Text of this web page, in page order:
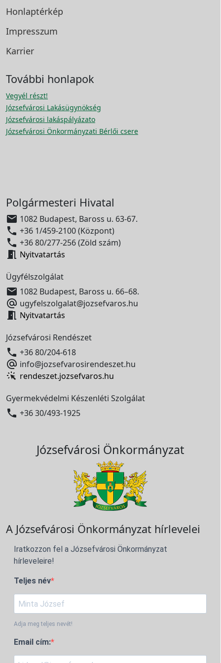
Honlaptérkép
Impresszum
Karrier
További honlapok
Vegyél részt!
Józsefvárosi Lakásügynökség
Józsefvárosi lakáspályázato
Józsefvárosi Önkormányzati Bérlői csere
Polgármesteri Hivatal
 1082 Budapest, Baross u. 63-67.
 +36 1/459-2100 (Központ)
 +36 80/277-256 (Zöld szám)
 Nyitvatartás
Ügyfélszolgálat
 1082 Budapest, Baross u. 66–68.
 ugyfelszolgalat@jozsefvaros.hu
 Nyitvatartás
Józsefvárosi Rendészet
 +36 80/204-618
 info@jozsefvarosirendeszet.hu
rendeszet.jozsefvaros.hu
Gyermekvédelmi Készenléti Szolgálat
 +36 30/493-1925
Józsefvárosi Önkormányzat
A Józsefvárosi Önkormányzat hírlevelei
Iratkozzon fel a Józsefvárosi Önkormányzat
hírleveleire!
Teljes név
Adja meg teljes nevét!
Email cím: